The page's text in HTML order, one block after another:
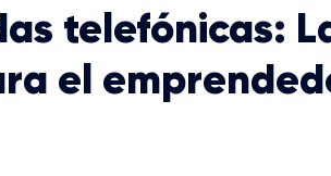
telefónicas:
el